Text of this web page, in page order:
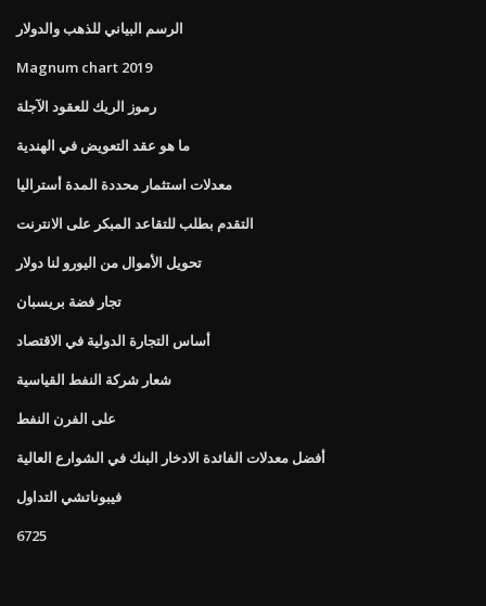
الرسم البياني للذهب والدولار
Magnum chart 2019
رموز الريك للعقود الآجلة
ما هو عقد التعويض في الهندية
معدلات استثمار محددة المدة أستراليا
التقدم بطلب للتقاعد المبكر على الانترنت
تحويل الأموال من اليورو لنا دولار
تجار فضة بريسبان
أساس التجارة الدولية في الاقتصاد
شعار شركة النفط القياسية
على الفرن النفط
أفضل معدلات الفائدة الادخار البنك في الشوارع العالية
فيبوناتشي التداول
6725